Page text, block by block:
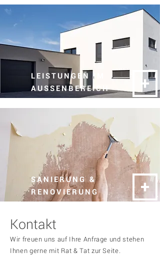
LEISTUNGEN IM
AUSSENBEREICH
+
SANIERUNG &
RENOVIERUNG
+
Kontakt
Wir freuen uns auf Ihre Anfrage und stehen
Ihnen gerne mit Rat & Tat zur Seite.